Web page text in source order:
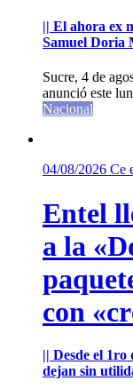
|| El ahora ex
Samuel Doria
Sucre, 4 de
anunció este
Nacional
04/08/2026 Ce
Entel
a la
con
|| Desde el 1ro
dejan sin